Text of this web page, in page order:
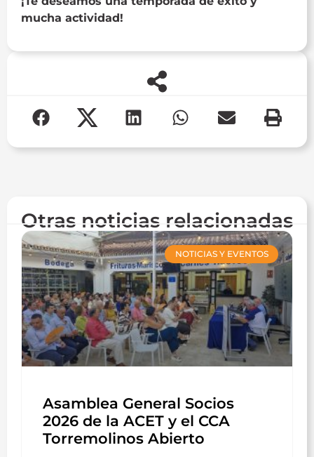
mucha actividad!
Otras noticias relacionadas
NOTICIAS Y EVENTOS
Asamblea General Socios
2026 de la ACET y el CCA
Torremolinos Abierto